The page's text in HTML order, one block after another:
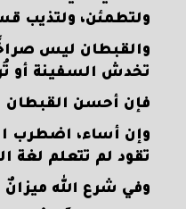
ولتطمئن، ولتذيب
والقبطان ليس
تخدش السفينة أو
فإن أحسن القبطان
وإن أساء، اضطرب
تقود لم تتعلم لغة
وفي شرع الله ميزانٌ